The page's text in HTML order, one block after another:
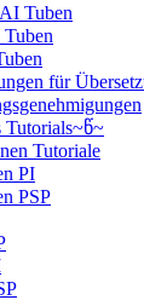
Tuben
für
Tutorials~წ~
Tutoriale
PI
PSP